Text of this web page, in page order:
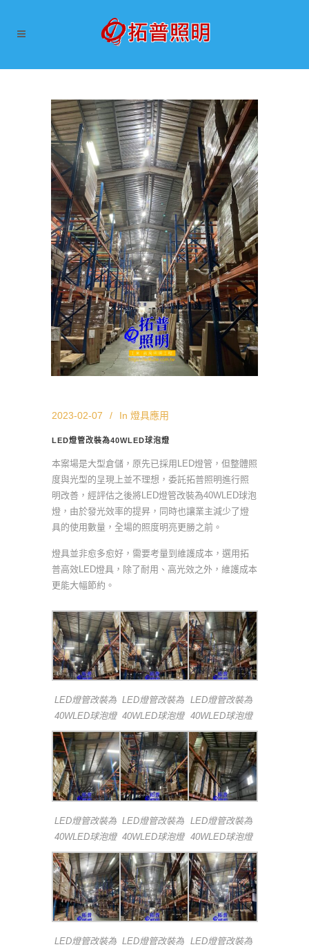
2023-02-07 In 燈具應用
LED燈管改裝為40WLED球泡燈
本案場是大型倉儲，原先已採用LED燈管，但整體照
度與光型的呈現上並不理想，委託拓普照明進行照
明改善，經評估之後將LED燈管改裝為40WLED球泡
燈，由於發光效率的提昇，同時也讓業主減少了燈
具的使用數量，全場的照度明亮更勝之前。
燈具並非愈多愈好，需要考量到維護成本，選用拓
普高效LED燈具，除了耐用、高光效之外，維護成本
更能大幅節約。
LED燈管改裝為
40WLED球泡燈
LED燈管改裝為
40WLED球泡燈
LED燈管改裝為
40WLED球泡燈
LED燈管改裝為
40WLED球泡燈
LED燈管改裝為
40WLED球泡燈
LED燈管改裝為
40WLED球泡燈
LED燈管改裝為 LED燈管改裝為 LED燈管改裝為